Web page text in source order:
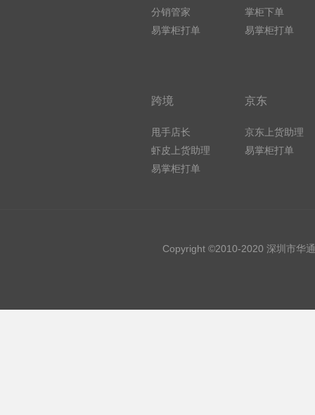
分销管家
易掌柜打单
掌柜下单
易掌柜打单
跨境
甩手店长
虾皮上货助理
易掌柜打单
京东
京东上货助理
易掌柜打单
Copyright ©2010-2020 深圳市华